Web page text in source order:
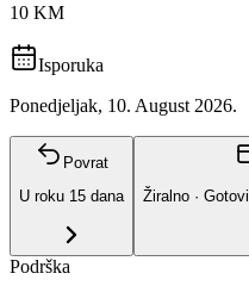
10 KM
Isporuka
Ponedjeljak, 10. August 2026.
Povrat
U roku 15 dana
Žiralno ·
Podrška